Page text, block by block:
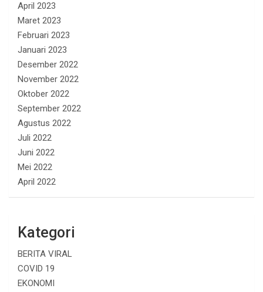
April 2023
Maret 2023
Februari 2023
Januari 2023
Desember 2022
November 2022
Oktober 2022
September 2022
Agustus 2022
Juli 2022
Juni 2022
Mei 2022
April 2022
Kategori
BERITA VIRAL
COVID 19
EKONOMI